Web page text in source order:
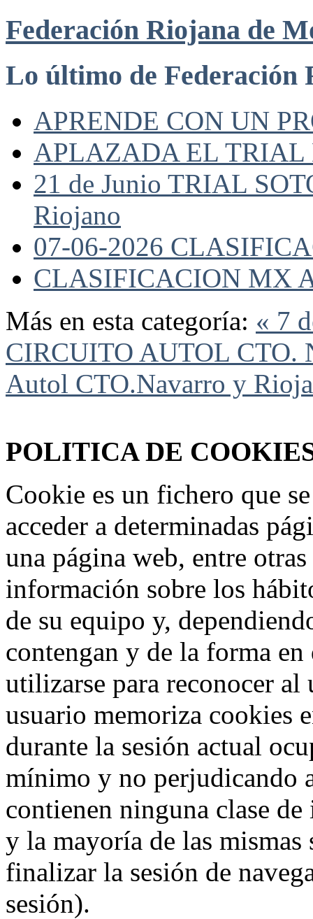
Federación Riojana de
Lo último de Federación
APRENDE CON UN
APLAZADA EL TRIAL
21 de Junio TRIAL
Riojano
07-06-2026
CLASIFICACION MX
Más en esta categoría: « 7
CIRCUITO AUTOL CTO.
Autol CTO.Navarro y
POLITICA DE
Cookie es un fichero que
acceder a determinadas
una página web, entre
información sobre los
de su equipo y,
contengan y de la forma
utilizarse para reconocer
usuario memoriza cookies
durante la sesión actual
mínimo y no perjudicando
contienen ninguna clase
y la mayoría de las
finalizar la sesión de
sesión).